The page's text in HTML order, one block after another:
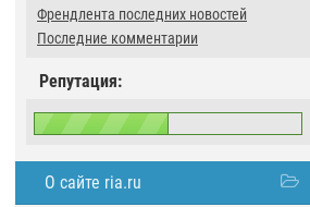
Френдлента последних новостей
Последние комментарии
Репутация:
О сайте ria.ru